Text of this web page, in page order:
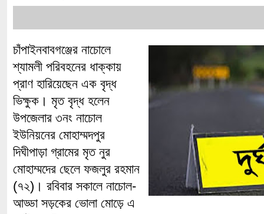
চাঁপাইনবাবগঞ্জের নাচোলে
শ্যামলী পরিবহনের ধাক্কায়
প্রাণ হারিয়েছেন এক বৃদ্ধ
ভিক্ষুক। মৃত বৃদ্ধ হলেন
উপজেলার ৩নং নাচোল
ইউনিয়নের মোহাম্মদপুর
দিঘীপাড়া গ্রামের মৃত নুর
মোহাম্মদের ছেলে ফজলুর রহমান
(৭২)। রবিবার সকালে নাচোল-
আড্ডা সড়কের ভোলা মোড়ে এ